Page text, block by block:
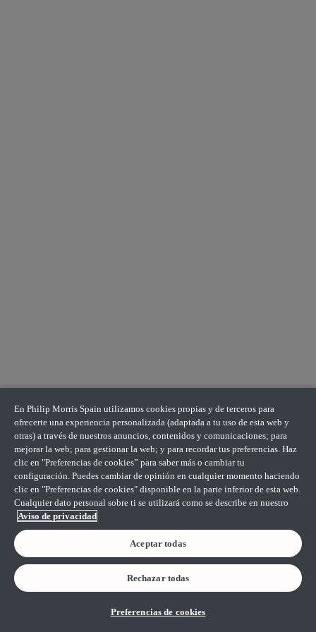
En Philip Morris Spain utilizamos cookies propias y de terceros para
ofrecerte una experiencia personalizada (adaptada a tu uso de esta web y
otras) a través de nuestros anuncios, contenidos y comunicaciones; para
mejorar la web; para gestionar la web; y para recordar tus preferencias. Haz
clic en "Preferencias de cookies” para saber más o cambiar tu
configuración. Puedes cambiar de opinión en cualquier momento haciendo
clic en "Preferencias de cookies" disponible en la parte inferior de esta web.
Cualquier dato personal sobre ti se utilizará como se describe en nuestro
Aviso de privacidad
Aceptar todas
Rechazar todas
Preferencias de cookies